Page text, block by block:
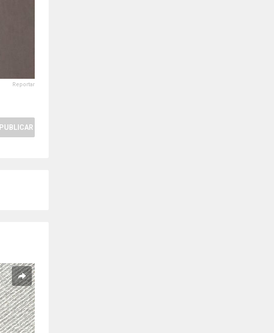
Reportar
PUBLICAR